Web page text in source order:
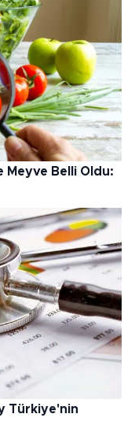
Meyve Belli Oldu:
Türkiye'nin